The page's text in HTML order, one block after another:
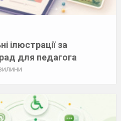
ілюстрації за
для педагога